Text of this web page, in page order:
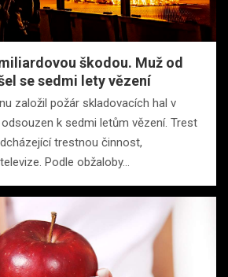
škodou. Muž od
se sedmi lety vězení
založil požár skladovacích hal v
k sedmi letům vězení. Trest
trestnou činnost,
Podle obžaloby…